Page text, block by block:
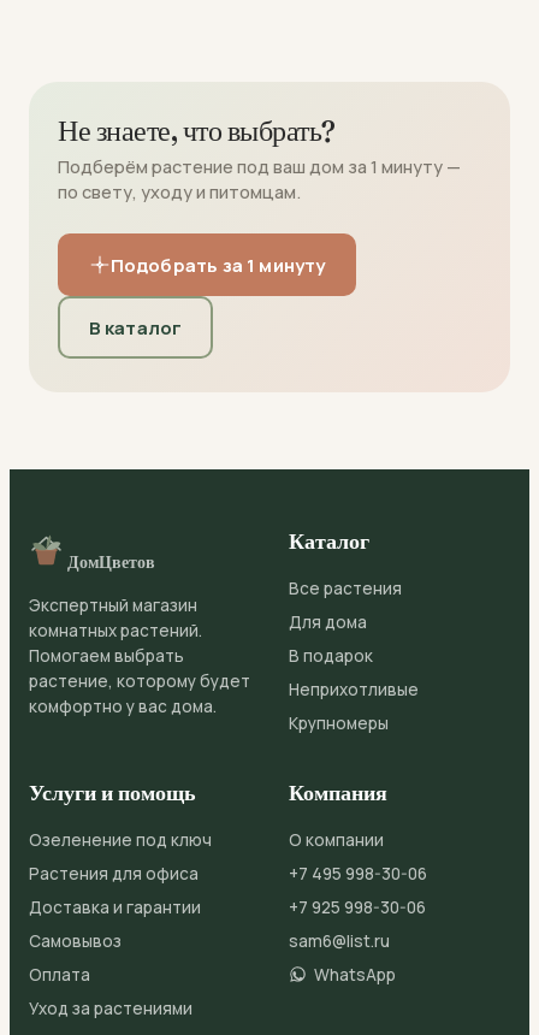
Не знаете, что выбрать?
Подберём растение под ваш дом за 1 минуту —
по свету, уходу и питомцам.
Подобрать за 1 минуту
В каталог
ДомЦветов
Экспертный магазин
комнатных растений.
Помогаем выбрать
растение, которому будет
комфортно у вас дома.
Каталог
Все растения
Для дома
В подарок
Неприхотливые
Крупномеры
Услуги и помощь
Озеленение под ключ
Растения для офиса
Доставка и гарантии
Самовывоз
Оплата
Уход за растениями
Компания
О компании
+7 495 998-30-06
+7 925 998-30-06
sam6@list.ru
WhatsApp